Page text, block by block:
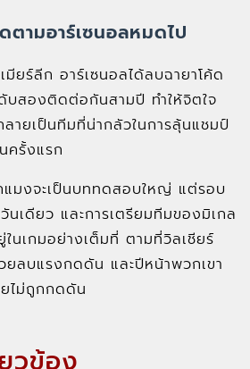
ามอาร์เซนอลหมดไป
ยร์ลีก อาร์เซนอลได้ลบฉายาโค้ด
บสองติดต่อกันสามปี ทำให้จิตใจ
ายเป็นทีมที่น่ากลัวในการลุ้นแชมป์
ครั้งแรก
มงจะเป็นบททดสอบใหญ่ แต่รอบ
เดียว และการเตรียมทีมของมิเกล
ในเกมอย่างเต็มที่ ตามที่วิลเชียร์
ยลบแรงกดดัน และปีหน้าพวกเขา
ไม่ถูกกดดัน
วข้อง